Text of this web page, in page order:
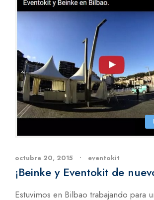
octubre 20, 2015 • eventokit
¡Beinke y Eventokit de
Estuvimos en Bilbao trabajando para